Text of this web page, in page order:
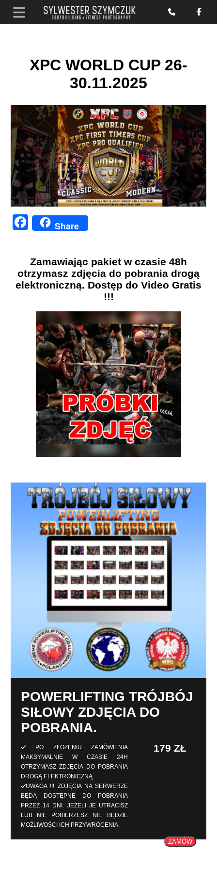
XPC WORLD CUP 26-
30.11.2025
Facebook
Share
Zamawiając pakiet w czasie 48h
otrzymasz zdjęcia do pobrania drogą
elektroniczną. Dostęp do Video Gratis
!!!
POWERLIFTING TRÓJBÓJ
SIŁOWY ZDJĘCIA DO
POBRANIA.
179ZŁ
PO ZŁOŻENIU ZAMÓWIENIA
MAKSYMALNIE W CZASIE 24H
OTRZYMASZ ZDJĘCIA DO POBRANIA
DROGĄ ELEKTRONICZNĄ.
UWAGA !!! ZDJĘCIA NA SERWERZE
BĘDĄ DOSTĘPNE DO POBRANIA
PRZEZ 14 DNI. JEŻELI JE UTRACISZ
LUB NIE POBIERZESZ NIE BĘDZIE
MOŻLIWOŚCI ICH PRZYWRÓCENIA.
ZAMÓW